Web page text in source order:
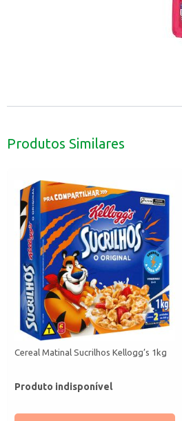
Produtos Similares
Cereal Matinal Sucrilhos Kellogg’s 1kg
Produto indisponível